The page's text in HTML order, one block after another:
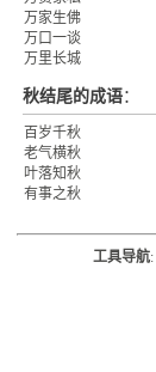
万家生佛
万口一谈
万里长城
秋结尾的成语：
百岁千秋
老气横秋
叶落知秋
有事之秋
工具导航: